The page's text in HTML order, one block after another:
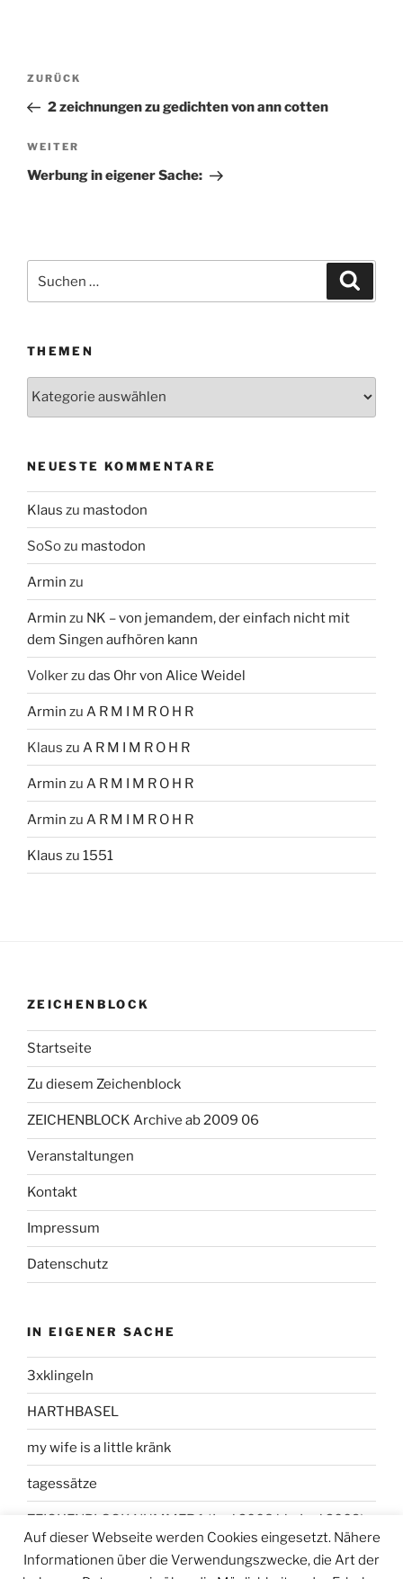
Beitragsnavigation
Vorheriger
Beitrag
ZURÜCK
2 zeichnungen zu gedichten von ann cotten
Nächster
Beitrag
WEITER
Werbung in eigener Sache:
THEMEN
Themen
NEUESTE KOMMENTARE
Klaus zu mastodon
SoSozu mastodon
Armin zu
Armin zu NK – von jemandem, der einfach nicht mit
dem Singen aufhören kann
Volkerzu das Ohr von Alice Weidel
Armin zu A R M I M R O H R
Klaus zu A R M I M R O H R
Armin zu A R M I M R O H R
Armin zu A R M I M R O H R
Klaus zu 1551
ZEICHENBLOCK
Startseite
Zu diesem Zeichenblock
ZEICHENBLOCK Archive ab 2009 06
Veranstaltungen
Kontakt
Impressum
Datenschutz
IN EIGENER SACHE
3xklingeln
HARTHBASEL
my wife is a little kränk
tagessätze
ZEICHENBLOCK NUMMER 1 (Juni 2008 bis Juni 2009)
Auf dieser Webseite werden Cookies eingesetzt. Nähere
Informationen über die Verwendungszwecke, die Art der